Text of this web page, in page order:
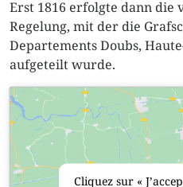
Erst 1816 erfolgte dann
Regelung, mit der die
Departements Doubs,
aufgeteilt wurde.
Cliquez sur «